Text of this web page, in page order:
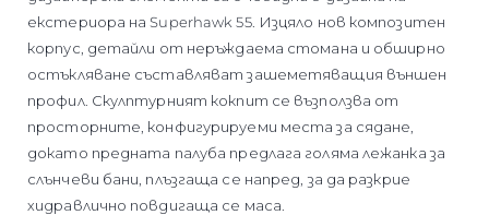
екстериора на Superhawk 55. Изцяло нов композитен
корпус, детайли от неръждаема стомана и обширно
остъкляване съставляват зашеметяващия външен
профил. Скулптурният кокпит се възползва от
просторните, конфигурируеми места за сядане,
докато предната палуба предлага голяма лежанка за
слънчеви бани, плъзгаща се напред, за да разкрие
хидравлично повдигаща се маса.